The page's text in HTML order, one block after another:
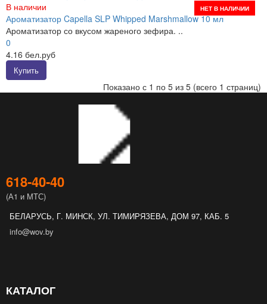
НЕТ В НАЛИЧИИ
В наличии
Ароматизатор Capella SLP Whipped Marshmallow 10 мл
Ароматизатор со вкусом жареного зефира. ..
0
4.16 бел.руб
Купить
Показано с 1 по 5 из 5 (всего 1 страниц)
618‑40‑40
(А1 и МТС)
БЕЛАРУСЬ, Г. МИНСК, УЛ. ТИМИРЯЗЕВА, ДОМ 97, КАБ. 5
info@wov.by
КАТАЛОГ